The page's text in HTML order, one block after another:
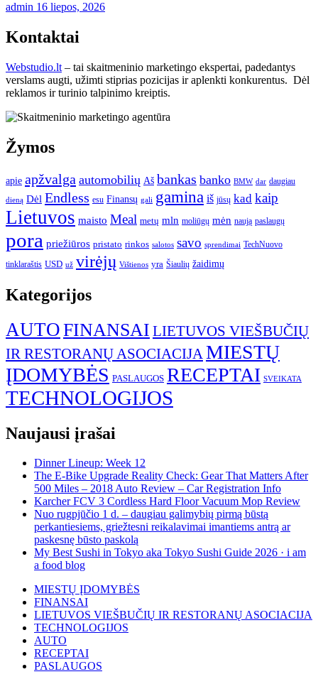
admin 16 liepos, 2026
Kontaktai
Webstudio.lt – tai skaitmeninio marketingo ekspertai, padedantys
verslams augti, užimti stiprias pozicijas ir aplenkti konkurentus. Dėl
reklamos ir turinio talpinimo kreiptis.
Žymos
apie apžvalga automobilių Aš bankas banko BMW dar daugiau
dieną Dėl Endless esu Finansų gali gamina iš jūsų kad kaip
Lietuvos maisto Meal metų mln moliūgų mėn naują paslaugų
pora priežiūros pristato rinkos salotos savo sprendimai TechNuovo
tinklaraštis USD už virėjų Vištienos yra Šiaulių žaidimų
Kategorijos
AUTOFINANSAI LIETUVOS VIEŠBUČIŲ
IR RESTORANŲ ASOCIACIJA MIESTŲ
ĮDOMYBĖS PASLAUGOS RECEPTAI SVEIKATA
TECHNOLOGIJOS
Naujausi įrašai
Dinner Lineup: Week 12
The E-Bike Upgrade Reality Check: Gear That Matters After
500 Miles – 2018 Auto Review – Car Registration Info
Karcher FCV 3 Cordless Hard Floor Vacuum Mop Review
Nuo rugpjūčio 1 d. – daugiau galimybių pirmą būstą
perkantiesiems, griežtesni reikalavimai imantiems antrą ar
paskesnę būsto paskolą
My Best Sushi in Tokyo aka Tokyo Sushi Guide 2026 · i am
a food blog
MIESTŲ ĮDOMYBĖS
FINANSAI
LIETUVOS VIEŠBUČIŲ IR RESTORANŲ ASOCIACIJA
TECHNOLOGIJOS
AUTO
RECEPTAI
PASLAUGOS